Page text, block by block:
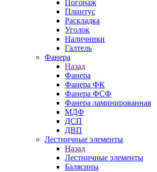
Погонаж
Плинтус
Раскладка
Уголок
Наличники
Галтель
Фанера
Назад
Фанера
Фанера ФК
Фанера ФСФ
Фанера ламинированная
МДФ
ДСП
ДВП
Лестничные элементы
Назад
Лестничные элементы
Балясины